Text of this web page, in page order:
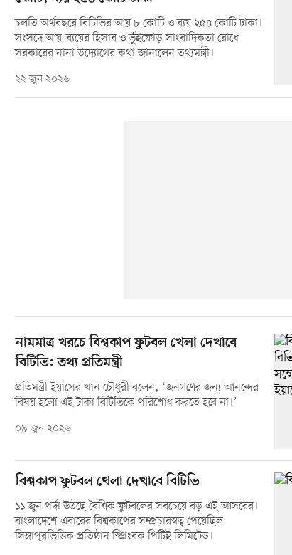
চলতি অর্থবছরে বিটিভির আয় ৮ কোটি ও ব্যয় ২৫৪ কোটি টাকা।
সংসদে আয়-ব্যয়ের হিসাব ও ভুঁইফোড় সাংবাদিকতা রোধে
সরকারের নানা উদ্যোগের কথা জানালেন তথ্যমন্ত্রী।
২২ জুন ২০২৬
নামমাত্র খরচে বিশ্বকাপ ফুটবল খেলা দেখাবে
বিটিভি: তথ্য প্রতিমন্ত্রী
প্রতিমন্ত্রী ইয়াসের খান চৌধুরী বলেন, ‘জনগণের জন্য আনন্দের
বিষয় হলো এই টাকা বিটিভিকে পরিশোধ করতে হবে না।’
০৯ জুন ২০২৬
বিশ্বকাপ ফুটবল খেলা দেখাবে বিটিভি
১১ জুন পর্দা উঠছে বৈশ্বিক ফুটবলের সবচেয়ে বড় এই আসরের।
বাংলাদেশে এবারের বিশ্বকাপের সম্প্রচারস্বত্ব পেয়েছিল
সিঙ্গাপুরভিত্তিক প্রতিষ্ঠান স্প্রিংবক পিটিই লিমিটেড।